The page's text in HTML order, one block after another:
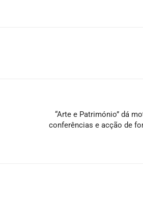
“Arte e Património” dá
conferências e acção de